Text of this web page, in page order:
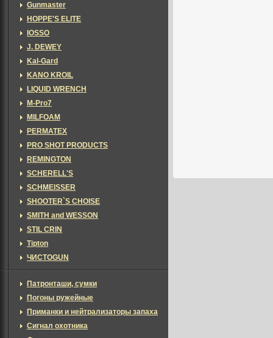
Gunmaster
HOPPE'S ELITE
IOSSO
J. DEWEY
Kal-Gard
KANO KROIL
LIQUID WRENCH
M-Pro7
MILFOAM
PERMATEX
PRO SHOT PRODUCTS
REMINGTON
SCHERELL'S
SCHMEISSER
SHOOTER`S CHOISE
SMITH and WESSON
STIL CRIN
Tipton
ЧИСТОGUN
Патронташи, сумки
Погоны ружейные
Приманки и нейтрализаторы запаха
Сигнал охотника